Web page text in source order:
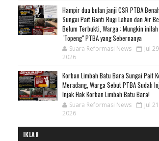
Hampir dua bulan janji CSR PTBA
Sungai Pait,Ganti Rugi Lahan dan Air
Belum Terbukti, Warga : Mungkin inilah
"Topeng" PTBA yang Sebernanya
Suara Reformasi News
Jul
2026
Korban Limbah Batu Bara Sungai Pait
Meradang, Warga Sebut PTBA Sudah
Injak Hak Korban Limbah Batu Bara!
Suara Reformasi News
Jul
2026
IKLAN